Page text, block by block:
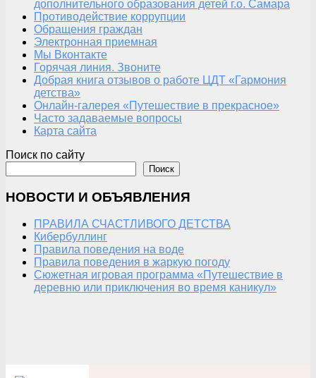
дополнительного образования детей г.о. Самара
Противодействие коррупции
Обращения граждан
Электронная приемная
Мы Вконтакте
Горячая линия. Звоните
Добрая книга отзывов о работе ЦДТ «Гармония
детства»
Онлайн-галерея «Путешествие в прекрасное»
Часто задаваемые вопросы
Карта сайта
Поиск по сайту
Поиск
НОВОСТИ И ОБЪЯВЛЕНИЯ
ПРАВИЛА СЧАСТЛИВОГО ДЕТСТВА
Кибербуллинг
Правила поведения на воде
Правила поведения в жаркую погоду
Сюжетная игровая программа «Путешествие в
деревню или приключения во время каникул»